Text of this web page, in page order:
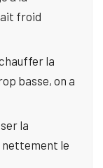
froid
la
basse, on a
la
le